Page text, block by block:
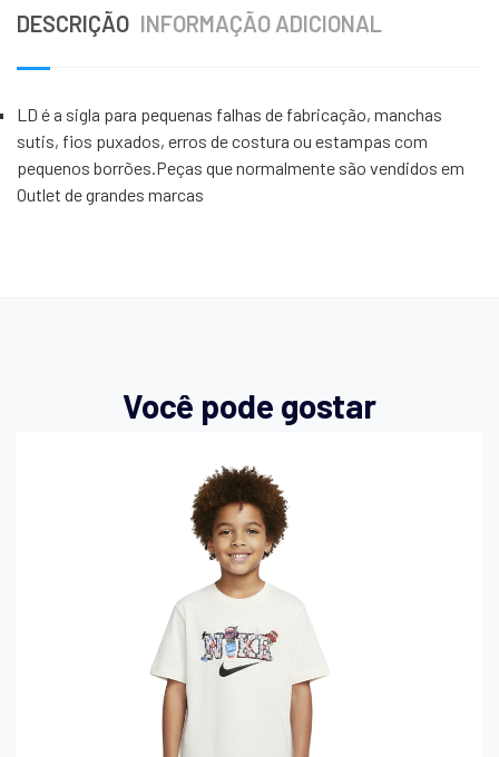
DESCRIÇÃO INFORMAÇÃO ADICIONAL
LD é a sigla para pequenas falhas de fabricação, manchas
sutis, fios puxados, erros de costura ou estampas com
pequenos borrões.Peças que normalmente são vendidos em
Outlet de grandes marcas
Você pode gostar